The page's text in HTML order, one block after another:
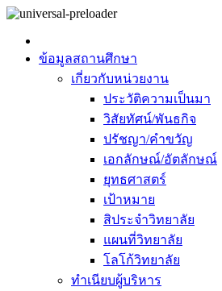
ข้อมูลสถานศึกษา
เกี่ยวกับหน่วยงาน
ประวัติความเป็นมา
วิสัยทัศน์/พันธกิจ
ปรัชญา/คำขวัญ
เอกลักษณ์/อัตลักษณ์
ยุทธศาสตร์
เป้าหมาย
สิประจำวิทยาลัย
แผนที่วิทยาลัย
โลโก้วิทยาลัย
ทำเนียบผู้บริหาร